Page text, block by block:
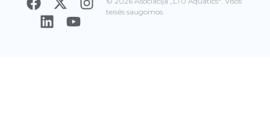
teisės saugomos.